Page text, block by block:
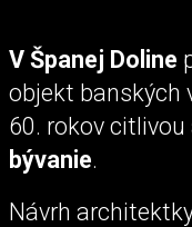
V Španej Doline
objekt banských
60. rokov
bývanie.
Návrh